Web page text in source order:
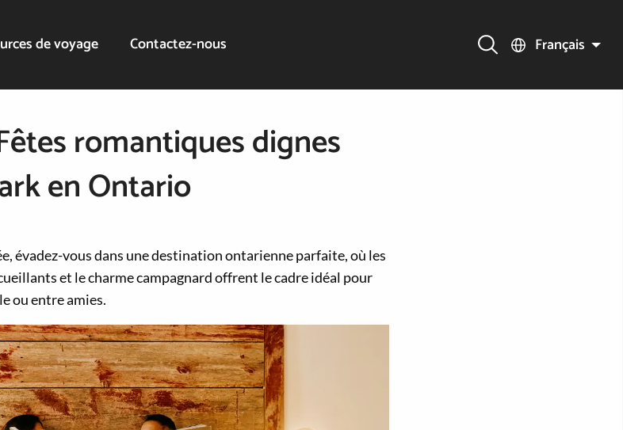
de voyage Contactez-nous Français
romantiques dignes
en Ontario
évadez-vous dans une destination ontarienne parfaite, où les
et le charme campagnard offrent le cadre idéal pour
ou entre amies.